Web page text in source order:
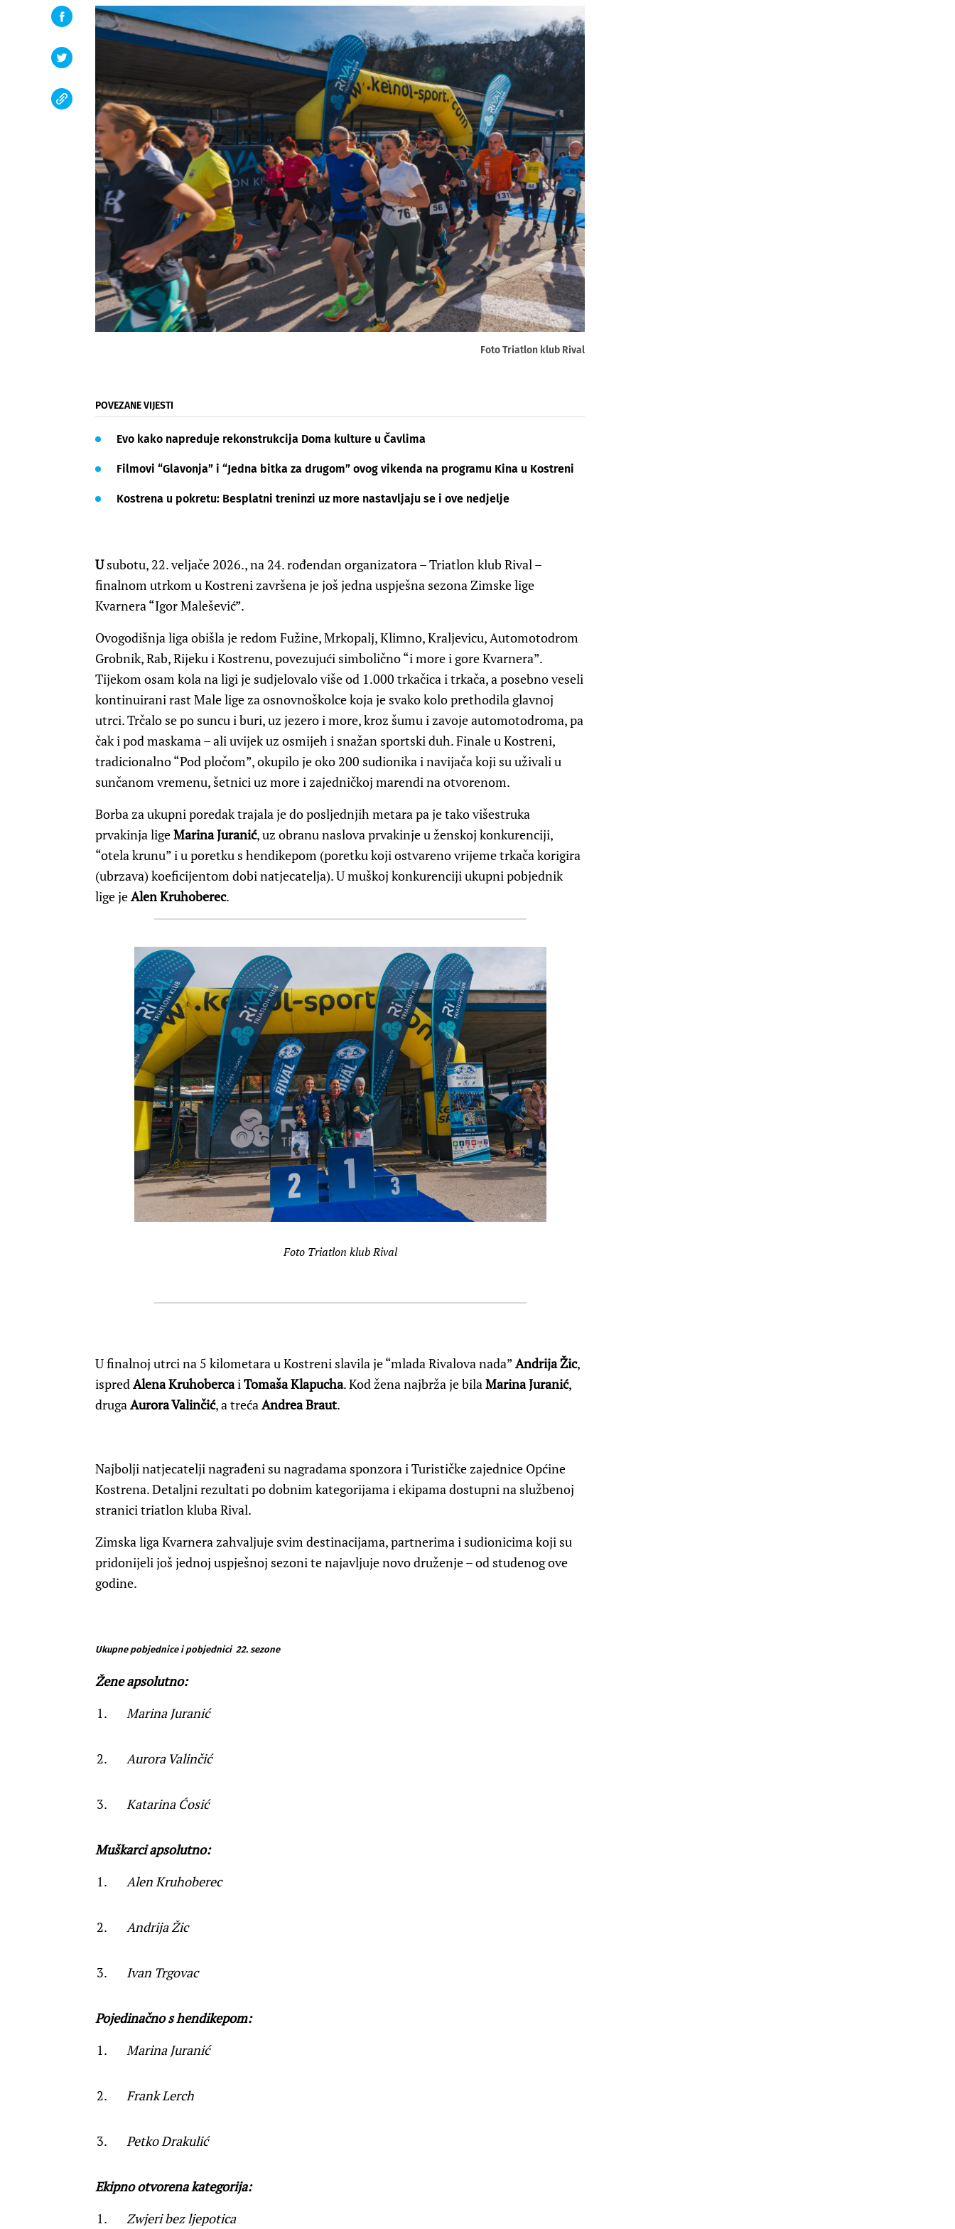
Foto Triatlon klub Rival
POVEZANE VIJESTI
Evo kako napreduje rekonstrukcija Doma kulture u Čavlima
Filmovi “Glavonja” i “Jedna bitka za drugom” ovog vikenda na programu Kina u Kostreni
Kostrena u pokretu: Besplatni treninzi uz more nastavljaju se i ove nedjelje
Usubotu, 22. veljače 2026., na 24. rođendan organizatora –Triatlon klub Rival–
finalnom utrkom uKostrenizavršena je još jedna uspješna sezona Zimske lige
Kvarnera “Igor Malešević”.
Ovogodišnja liga obišla je redom Fužine, Mrkopalj, Klimno, Kraljevicu, Automotodrom
Grobnik, Rab, Rijeku i Kostrenu, povezujući simbolično “i more i gore Kvarnera”.
Tijekom osam kola na ligi je sudjelovalo više od 1.000 trkačica i trkača, a posebno veseli
kontinuirani rast Male lige za osnovnoškolce koja je svako kolo prethodila glavnoj
utrci. Trčalo se po suncu i buri, uz jezero i more, kroz šumu i zavoje automotodroma, pa
čak i pod maskama – ali uvijek uz osmijeh i snažan sportski duh. Finale u Kostreni,
tradicionalno “Pod pločom”, okupilo je oko 200 sudionika i navijača koji su uživali u
sunčanom vremenu, šetnici uz more i zajedničkoj marendi na otvorenom.
Borba za ukupni poredak trajala je do posljednjih metara pa je tako višestruka
prvakinja ligeMarina Juranić, uz obranu naslova prvakinje u ženskoj konkurenciji,
“otela krunu” i u poretku s hendikepom (poretku koji ostvareno vrijeme trkača korigira
(ubrzava) koeficijentom dobi natjecatelja). U muškoj konkurenciji ukupni pobjednik
lige jeAlen Kruhoberec.
Foto Triatlon klub Rival
U finalnoj utrci na 5 kilometara u Kostreni slavila je “mlada Rivalova nada”Andrija Žic,
ispredAlena KruhobercaiTomaša Klapucha. Kod žena najbrža je bilaMarina Juranić,
drugaAurora Valinčić, a trećaAndrea Braut.
Najbolji natjecatelji nagrađeni su nagradama sponzora i Turističke zajednice Općine
Kostrena. Detaljni rezultati po dobnim kategorijama i ekipama dostupni na službenoj
stranici triatlon kluba Rival.
Zimska liga Kvarnera zahvaljuje svim destinacijama, partnerima i sudionicima koji su
pridonijeli još jednoj uspješnoj sezoni te najavljuje novo druženje – od studenog ove
godine.
Ukupne pobjednice i pobjednici 22. sezone
Žene apsolutno:
Marina Juranić
Aurora Valinčić
Katarina Ćosić
Muškarci apsolutno:
Alen Kruhoberec
Andrija Žic
Ivan Trgovac
Pojedinačno s hendikepom:
Marina Juranić
Frank Lerch
Petko Drakulić
Ekipno otvorena kategorija:
Zwjeri bez ljepotica